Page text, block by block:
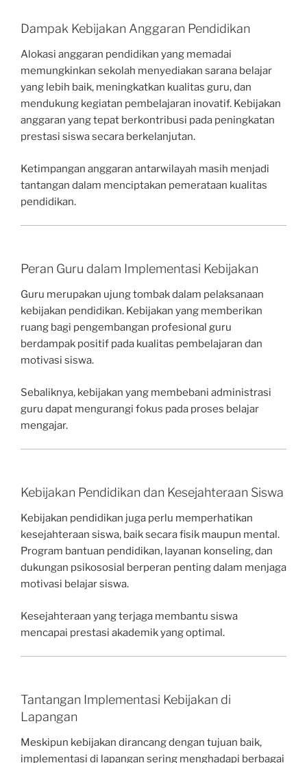
Dampak Kebijakan Anggaran Pendidikan
Alokasi anggaran pendidikan yang memadai
memungkinkan sekolah menyediakan sarana belajar
yang lebih baik, meningkatkan kualitas guru, dan
mendukung kegiatan pembelajaran inovatif. Kebijakan
anggaran yang tepat berkontribusi pada peningkatan
prestasi siswa secara berkelanjutan.
Ketimpangan anggaran antarwilayah masih menjadi
tantangan dalam menciptakan pemerataan kualitas
pendidikan.
Peran Guru dalam Implementasi Kebijakan
Guru merupakan ujung tombak dalam pelaksanaan
kebijakan pendidikan. Kebijakan yang memberikan
ruang bagi pengembangan profesional guru
berdampak positif pada kualitas pembelajaran dan
motivasi siswa.
Sebaliknya, kebijakan yang membebani administrasi
guru dapat mengurangi fokus pada proses belajar
mengajar.
Kebijakan Pendidikan dan Kesejahteraan Siswa
Kebijakan pendidikan juga perlu memperhatikan
kesejahteraan siswa, baik secara fisik maupun mental.
Program bantuan pendidikan, layanan konseling, dan
dukungan psikososial berperan penting dalam menjaga
motivasi belajar siswa.
Kesejahteraan yang terjaga membantu siswa
mencapai prestasi akademik yang optimal.
Tantangan Implementasi Kebijakan di
Lapangan
Meskipun kebijakan dirancang dengan tujuan baik,
implementasi di lapangan sering menghadapi berbagai